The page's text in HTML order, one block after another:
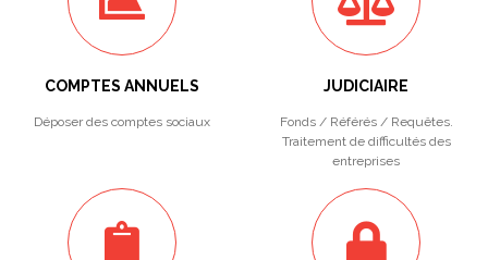
COMPTES ANNUELS
Déposer des comptes sociaux
JUDICIAIRE
Fonds / Référés / Requêtes.
Traitement de difficultés des
entreprises